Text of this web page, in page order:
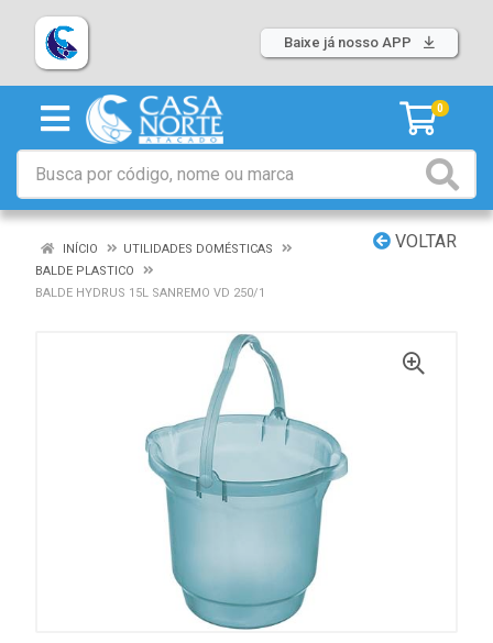
Baixe já nosso APP
0
VOLTAR
INÍCIO
UTILIDADES DOMÉSTICAS
BALDE PLASTICO
BALDE HYDRUS 15L SANREMO VD 250/1